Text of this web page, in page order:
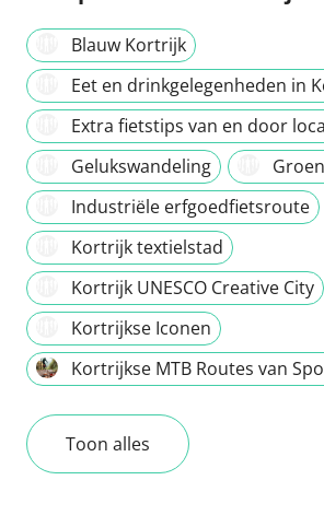
Blauw Kortrijk
Eet en drinkgelegenheden in
Extra fietstips van en door
Gelukswandeling
Industriële erfgoedfietsroute
Kortrijk textielstad
Kortrijk UNESCO Creative City
Kortrijkse Iconen
Kortrijkse MTB Routes van
Toon alles